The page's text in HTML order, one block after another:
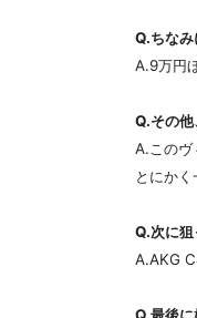
Q.ちなみ
A.9万円
Q.その他
A.このヴ
とにかく
Q.次に狙
A.AKG
Q.最後に